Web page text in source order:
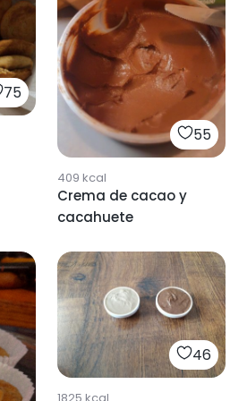
75
55
409 kcal
Crema de cacao y
cacahuete
46